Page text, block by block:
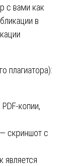
с вами как
в
плагиатора):
копии,
скриншот с
является